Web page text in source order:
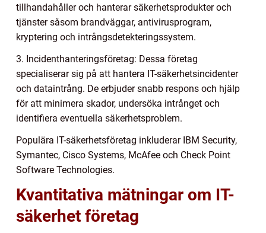
tillhandahåller och hanterar säkerhetsprodukter och
tjänster såsom brandväggar, antivirusprogram,
kryptering och intrångsdetekteringssystem.
3. Incidenthanteringsföretag: Dessa företag
specialiserar sig på att hantera IT-säkerhetsincidenter
och dataintrång. De erbjuder snabb respons och hjälp
för att minimera skador, undersöka intrånget och
identifiera eventuella säkerhetsproblem.
Populära IT-säkerhetsföretag inkluderar IBM Security,
Symantec, Cisco Systems, McAfee och Check Point
Software Technologies.
Kvantitativa mätningar om IT-
säkerhet företag